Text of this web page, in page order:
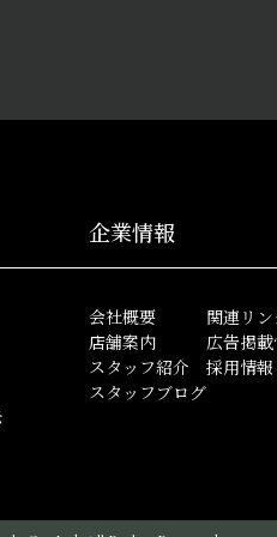
企業情報
会社概要
店舗案内
スタッフ紹介
スタッフブログ
関連リ
広告掲
採用情報